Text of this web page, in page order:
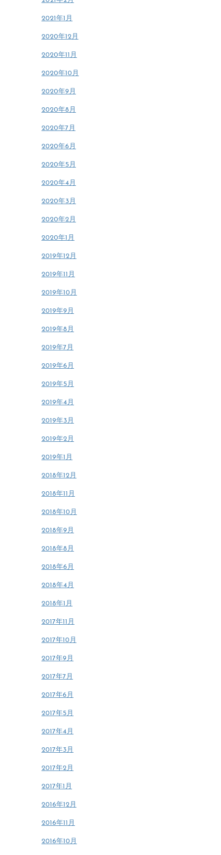
2021年1月
2020年12月
2020年11月
2020年10月
2020年9月
2020年8月
2020年7月
2020年6月
2020年5月
2020年4月
2020年3月
2020年2月
2020年1月
2019年12月
2019年11月
2019年10月
2019年9月
2019年8月
2019年7月
2019年6月
2019年5月
2019年4月
2019年3月
2019年2月
2019年1月
2018年12月
2018年11月
2018年10月
2018年9月
2018年8月
2018年6月
2018年4月
2018年1月
2017年11月
2017年10月
2017年9月
2017年7月
2017年6月
2017年5月
2017年4月
2017年3月
2017年2月
2017年1月
2016年12月
2016年11月
2016年10月